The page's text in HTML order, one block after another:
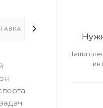
Наши